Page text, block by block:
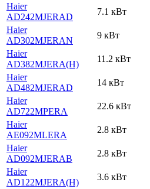
Haier
AD242MJERAD
7.1 кВт
Haier
AD302MJERAN
9 кВт
Haier
AD382MJERA(H)
11.2 кВт
Haier
AD482MJERAD
14 кВт
Haier
AD722MPERA
22.6 кВт
Haier
AE092MLERA
2.8 кВт
Haier
AD092MJERAB
2.8 кВт
Haier
AD122MJERA(H)
3.6 кВт